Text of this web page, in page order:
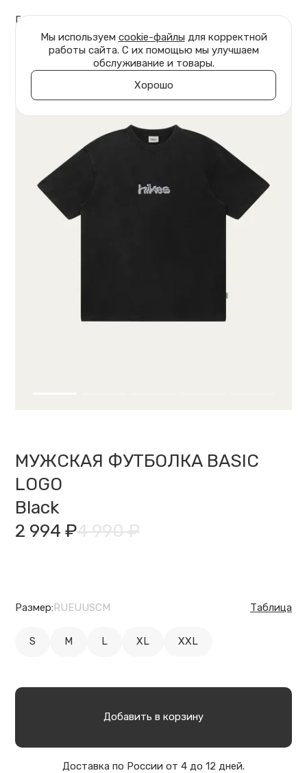
Главная Одежда Футболки
МУЖСКАЯ ФУТБОЛКА BASIC
LOGO
Black
2 994 ₽4 990 ₽
Размер:RUEUUSCM Таблица
S M L XL XXL
Добавить в корзину
Доставка по России от 4 до 12 дней.
Мы используем cookie-файлы для корректной
работы сайта. С их помощью мы улучшаем
обслуживание и товары.
Хорошо